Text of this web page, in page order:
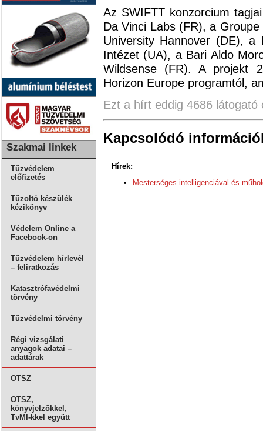
Szakmai linkek
Tűzvédelem
előfizetés
Tűzoltó készülék
kézikönyv
Védelem Online a
Facebook-on
Tűzvédelem hírlevél
– feliratkozás
Katasztrófavédelmi
törvény
Tűzvédelmi törvény
Régi vizsgálati
anyagok adatai –
adattárak
OTSZ
OTSZ,
könyvjelzőkkel,
TvMI-kkel együtt
Az SWIFTT konzorcium
Da Vinci Labs (FR), a
University Hannover (DE),
Intézet (UA), a Bari Aldo
Wildsense (FR). A projekt
Horizon Europe programtól,
Ezt a hírt eddig 4686 látogató
Kapcsolódó
Hírek:
Mesterséges intelligenciával és